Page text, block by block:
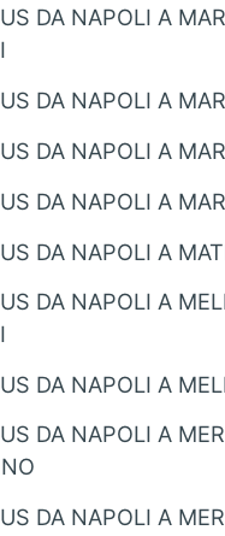
DA NAPOLI A
DA NAPOLI A
DA NAPOLI A
DA NAPOLI A
DA NAPOLI A
DA NAPOLI A
DA NAPOLI A
DA NAPOLI A
DA NAPOLI A